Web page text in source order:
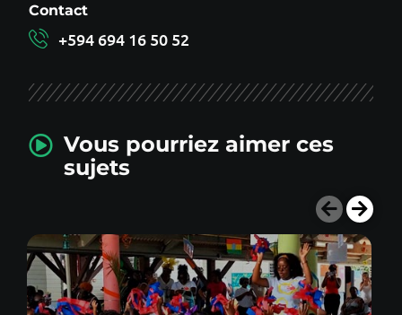
Contact
+594 694 16 50 52
Vous pourriez aimer ces
sujets